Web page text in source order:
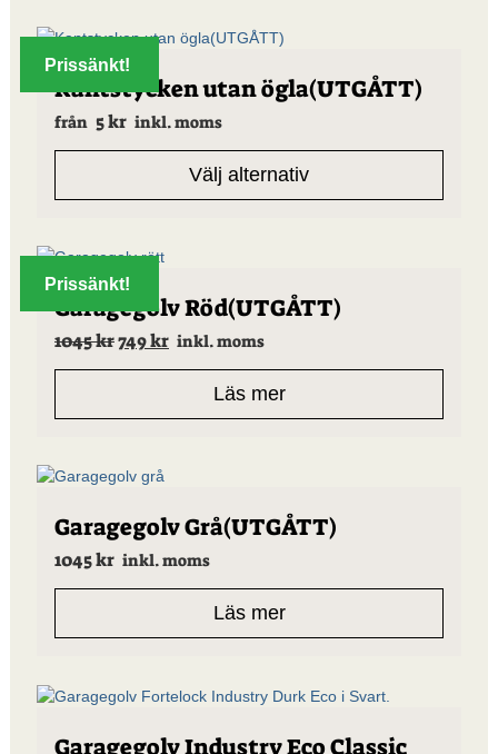
Prissänkt!
Kantstycken utan ögla(UTGÅTT)
från 5kr inkl. moms
Välj alternativ
Den
här
produkten
alternativen
kan
på
produktsidan
Prissänkt!
Garagegolv Röd(UTGÅTT)
1045krDet
1045 kr.
749krDet
priset
749 kr.
inkl. moms
Läs mer
Garagegolv Grå(UTGÅTT)
1045kr inkl. moms
Läs mer
Garagegolv Industry Eco Classic